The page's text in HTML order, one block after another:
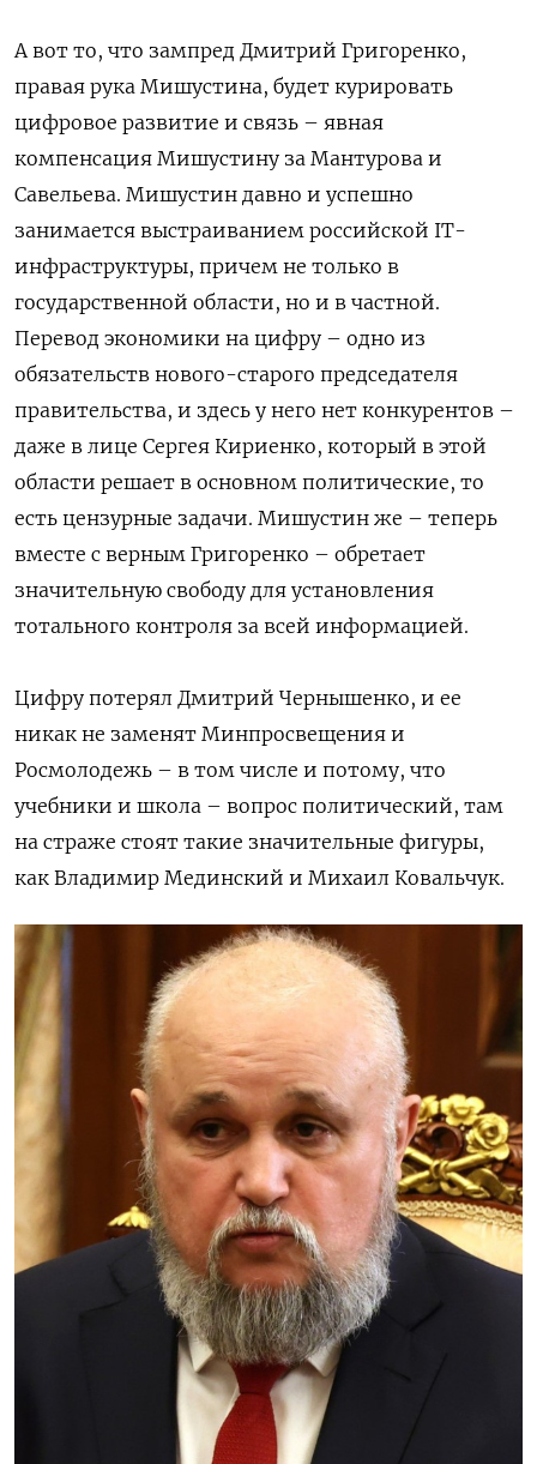
А вот то, что зампред Дмитрий Григоренко,
правая рука Мишустина, будет курировать
цифровое развитие и связь – явная
компенсация Мишустину за Мантурова и
Савельева. Мишустин давно и успешно
занимается выстраиванием российской IT-
инфраструктуры, причем не только в
государственной области, но и в частной.
Перевод экономики на цифру – одно из
обязательств нового-старого председателя
правительства, и здесь у него нет конкурентов –
даже в лице Сергея Кириенко, который в этой
области решает в основном политические, то
есть цензурные задачи. Мишустин же – теперь
вместе с верным Григоренко – обретает
значительную свободу для установления
тотального контроля за всей информацией.
Цифру потерял Дмитрий Чернышенко, и ее
никак не заменят Минпросвещения и
Росмолодежь – в том числе и потому, что
учебники и школа – вопрос политический, там
на страже стоят такие значительные фигуры,
как Владимир Мединский и Михаил Ковальчук.